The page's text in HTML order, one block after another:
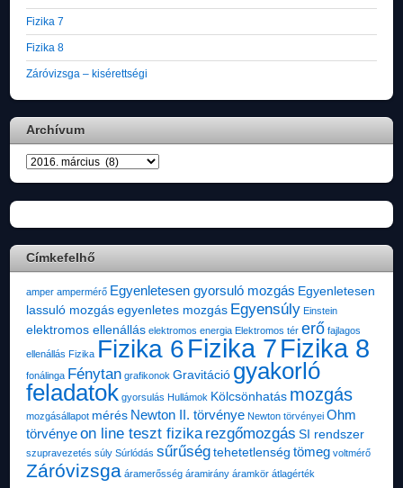
Fizika 7
Fizika 8
Záróvizsga – kisérettségi
Archívum
Archívum
Címkefelhő
amper ampermérő Egyenletesen gyorsuló mozgás Egyenletesen
lassuló mozgás egyenletes mozgás Egyensúly Einstein
elektromos ellenállás elektromos energia Elektromos tér erő fajlagos
ellenállás Fizika Fizika 6Fizika 7Fizika 8
fonálinga Fénytan grafikonok Gravitáció gyakorló
feladatok gyorsulás Hullámok Kölcsönhatás mozgás
mozgásállapot mérés Newton II. törvénye Newton törvényei Ohm
törvényeon line teszt fizika rezgőmozgás SI rendszer
szupravezetés súly Súrlódás sűrűség tehetetlenség tömeg voltmérő
Záróvizsga áramerősség áramirány áramkör átlagérték